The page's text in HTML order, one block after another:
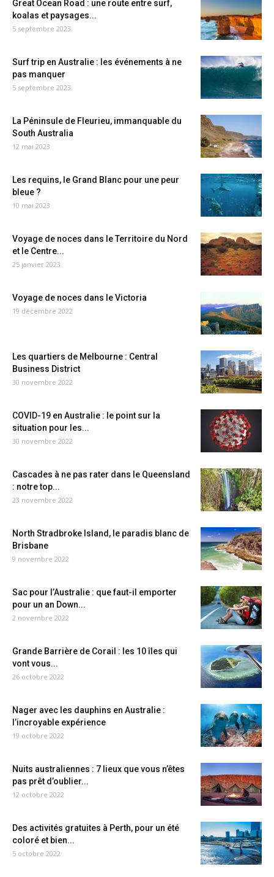
Great Ocean Road : une route entre surf,
koalas et paysages...
5 septembre 2023
Surf trip en Australie : les événements à ne
pas manquer
5 septembre 2023
La Péninsule de Fleurieu, immanquable du
South Australia
12 mai 2023
Les requins, le Grand Blanc pour une peur
bleue ?
10 mai 2023
Voyage de noces dans le Territoire du Nord
et le Centre...
25 janvier 2023
Voyage de noces dans le Victoria
19 décembre 2022
Les quartiers de Melbourne : Central
Business District
30 novembre 2022
COVID-19 en Australie : le point sur la
situation pour les...
30 novembre 2022
Cascades à ne pas rater dans le Queensland
: notre top...
23 novembre 2022
North Stradbroke Island, le paradis blanc de
Brisbane
9 novembre 2022
Sac pour l’Australie : que faut-il emporter
pour un an Down...
2 novembre 2022
Grande Barrière de Corail : les 10 îles qui
vont vous...
26 octobre 2022
Nager avec les dauphins en Australie :
l’incroyable expérience
19 octobre 2022
Nuits australiennes : 7 lieux que vous n’êtes
pas prêt d’oublier...
12 octobre 2022
Des activités gratuites à Perth, pour un été
coloré et bien...
5 octobre 2022